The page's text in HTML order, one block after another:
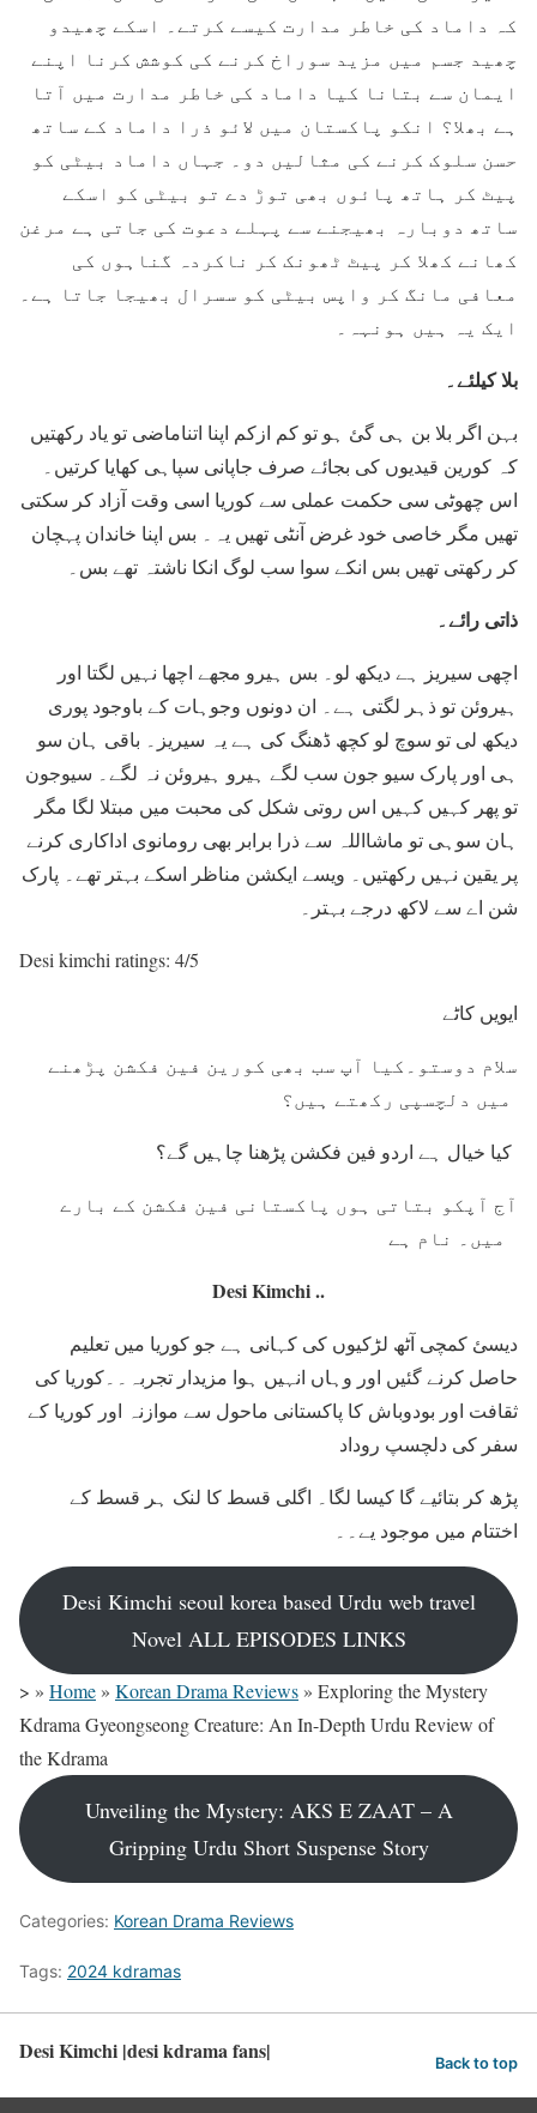
کہ داماد کی خاطر مدارت کیسے کرتے۔ اسکے چھیدو
چھید جسم میں مزید سوراخ کرنے کی کوشش کرنا اپنے
ایمان سے بتانا کیا داماد کی خاطر مدارت میں آتا
ہے بھلا؟ انکو پاکستان میں لائو ذرا داماد کے ساتھ
حسن سلوک کرنے کی مثالیں دو۔ جہاں داماد بیٹی کو
پیٹ کر ہاتھ پائوں بھی توڑ دے تو بیٹی کو اسکے
ساتھ دوبارہ بھیجنے سے پہلے دعوت کی جاتی ہے مرغن
کھانے کھلا کر پیٹ ٹھونک کر ناکردہ گناہوں کی
معافی مانگ کر واپس بیٹی کو سسرال بھیجا جاتا ہے۔
ایک یہ ہیں ہونہہ۔
بلا کیلئے۔
بہن اگر بلا بن ہی گئ ہو تو کم ازکم اپنا اتناماضی تو یاد رکھتیں
کہ کورین قیدیوں کی بجائے صرف جاپانی سپاہی کھایا کرتیں۔
اس چھوٹی سی حکمت عملی سے کوریا اسی وقت آزاد کر سکتی
تھیں مگر خاصی خود غرض آنٹی تھیں یہ۔ بس اپنا خاندان پہچان
کر رکھتی تھیں بس انکے سوا سب لوگ انکا ناشتہ تھے بس۔
ذاتی رائے۔
اچھی سیریز ہے دیکھ لو۔ بس ہیرو مجھے اچھا نہیں لگتا اور
ہیروئن تو ذہر لگتی ہے۔ ان دونوں وجوہات کے باوجود پوری
دیکھ لی تو سوچ لو کچھ ڈھنگ کی ہے یہ سیریز۔ باقی ہان سو
ہی اور پارک سیو جون سب لگے ہیرو ہیروئن نہ لگے۔ سیوجون
تو پھر کہیں کہیں اس روتی شکل کی محبت میں مبتلا لگا مگر
ہان سوہی تو ماشااللہ سے ذرا برابر بھی رومانوی اداکاری کرنے
پر یقین نہیں رکھتیں۔ ویسے ایکشن مناظر اسکے بہتر تھے۔ پارک
شن اے سے لاکھ درجے بہتر۔
Desi kimchi ratings: 4/5
ایویں کاٹے
سلام دوستو۔کیا آپ سب بھی کورین فین فکشن پڑھنے
آج آپکو بتاتی ہوں پاکستانی فین فکشن کے بارے
Desi Kimchi ..
دیسئ کمچی آٹھ لڑکیوں کی کہانی ہے جو کوریا میں تعلیم
حاصل کرنے گئیں اور وہاں انہیں ہوا مزیدار تجربہ۔۔کوریا کی
ثقافت اور بودوباش کا پاکستانی ماحول سے موازنہ اور کوریا کے
سفر کی دلچسپ روداد
پڑھ کر بتائیے گا کیسا لگا۔ اگلی قسط کا لنک ہر قسط کے
اختتام میں موجود یے۔۔
Desi Kimchi seoul korea based Urdu web travel
Novel ALL EPISODES LINKS
> » Home » Korean Drama Reviews » Exploring the Mystery
Kdrama Gyeongseong Creature: An In-Depth Urdu Review of
the Kdrama
Unveiling the Mystery: AKS E ZAAT – A
Gripping Urdu Short Suspense Story
Categories: Korean Drama Reviews
Tags: 2024 kdramas
Desi Kimchi |desi kdrama fans| Back to top